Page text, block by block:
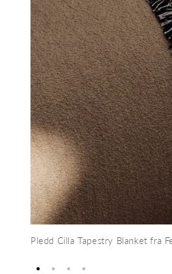
Pledd Cilla Tapestry Blanket fra